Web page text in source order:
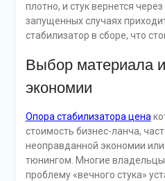
плотно, и стук вернется
запущенных случаях
стабилизатор в сборе, что
Выбор материала
экономии
Опора стабилизатора цена
стоимость бизнес-ланча,
неоправданной экономии
тюнингом. Многие
проблему «вечного стука»